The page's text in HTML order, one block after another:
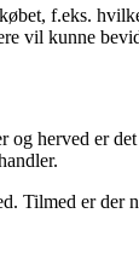
f.eks.
vil kunne
herved er
Tilmed er der